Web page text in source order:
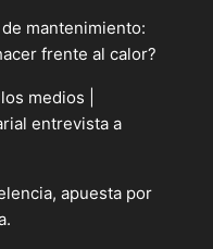
mantenimiento:
frente al calor?
medios |
entrevista a
apuesta por